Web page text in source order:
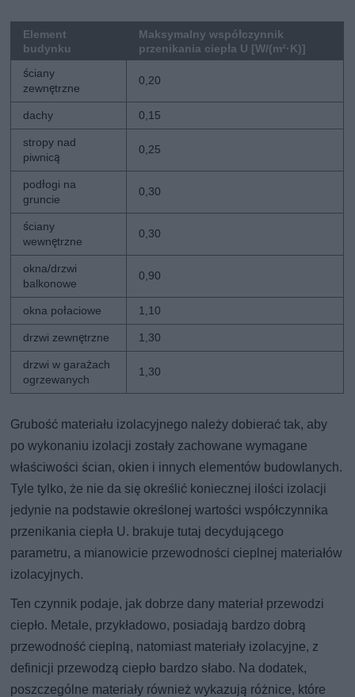
Element
budynku
Maksymalny współczynnik
przenikania ciepła U [W/(m²·K)]
ściany
zewnętrzne
0,20
dachy 0,15
stropy nad
piwnicą
0,25
podłogi na
gruncie
0,30
ściany
wewnętrzne
0,30
okna/drzwi
balkonowe
0,90
okna połaciowe 1,10
drzwi zewnętrzne 1,30
drzwi w garażach
ogrzewanych
1,30
Grubość materiału izolacyjnego należy dobierać tak, aby
po wykonaniu izolacji zostały zachowane wymagane
właściwości ścian, okien i innych elementów budowlanych.
Tyle tylko, że nie da się określić koniecznej ilości izolacji
jedynie na podstawie określonej wartości współczynnika
przenikania ciepła U. brakuje tutaj decydującego
parametru, a mianowicie przewodności cieplnej materiałów
izolacyjnych.
Ten czynnik podaje, jak dobrze dany materiał przewodzi
ciepło. Metale, przykładowo, posiadają bardzo dobrą
przewodność cieplną, natomiast materiały izolacyjne, z
definicji przewodzą ciepło bardzo słabo. Na dodatek,
poszczególne materiały również wykazują różnice, które